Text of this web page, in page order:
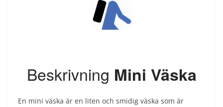
Beskrivning Mini Väska
En mini väska är en liten och smidig väska som är